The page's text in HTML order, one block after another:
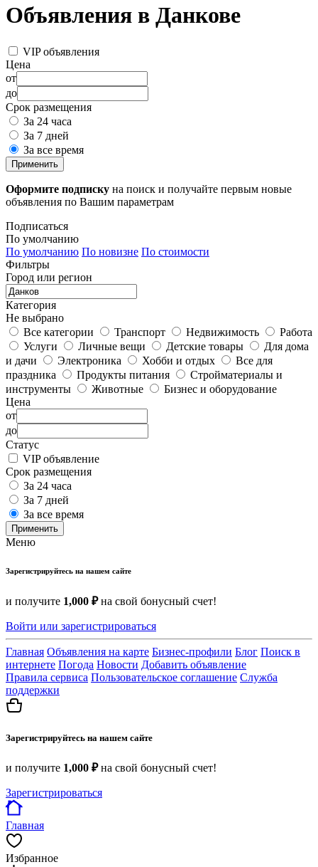
Объявления в Данкове
VIP объявления
Цена
от
до
Срок размещения
За 24 часа
За 7 дней
За все время
Применить
Оформите подписку на поиск и получайте первым новые
объявления по Вашим параметрам
Подписаться
По умолчанию
По умолчанию По новизне По стоимости
Фильтры
Город или регион
Категория
Не выбрано
Все категории
Транспорт Недвижимость
Работа
Услуги
Личные вещи Детские товары
Для дома
и дачи
Электроника Хобби и отдых
Все для
праздника
Продукты питания
Стройматериалы и
инструменты
Животные
Бизнес и оборудование
Цена
от
до
Статус
VIP объявление
Срок размещения
За 24 часа
За 7 дней
За все время
Применить
Меню
Зарегистрируйтесь на нашем сайте
и получите 1,000 ₽на свой бонусный счет!
Войти или зарегистрироваться
Главная Объявления на карте Бизнес-профили Блог Поиск в
интернете Погода Новости Добавить объявление
Правила сервиса Пользовательское соглашение Служба
поддержки
Зарегистрируйтесь на нашем сайте
и получите 1,000 ₽на свой бонусный счет!
Зарегистрироваться
Главная
Избранное